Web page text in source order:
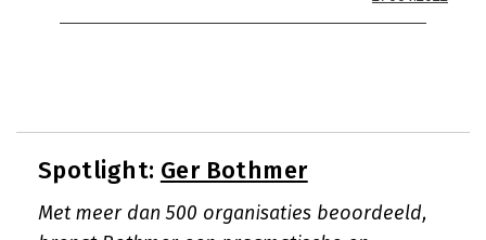
Spotlight: Ger Bothmer
Met meer dan 500 organisaties beoordeeld,